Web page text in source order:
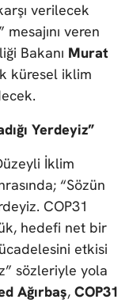
verilecek
veren
Bakanı Murat
küresel iklim
Yerdeyiz”
İklim
“Sözün
COP31
hedefi net bir
etkisi
sözleriyle yola
Ağırbaş, COP31